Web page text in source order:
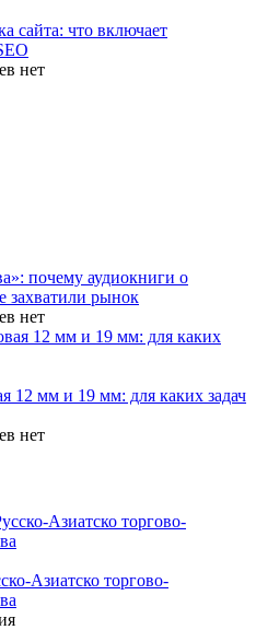
сайта: что включает
нет
почему аудиокниги о
захватили рынок
нет
12 мм и 19 мм: для каких задач
нет
Азиатско торгово-